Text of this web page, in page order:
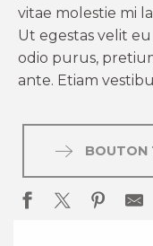
vitae molestie mi
Ut egestas velit
odio purus,
ante. Etiam
BOUTON